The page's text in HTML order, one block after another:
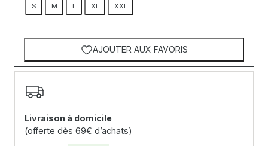
S M L XL XXL
AJOUTER AUX FAVORIS
Livraison à domicile
(offerte dès 69€ d’achats)